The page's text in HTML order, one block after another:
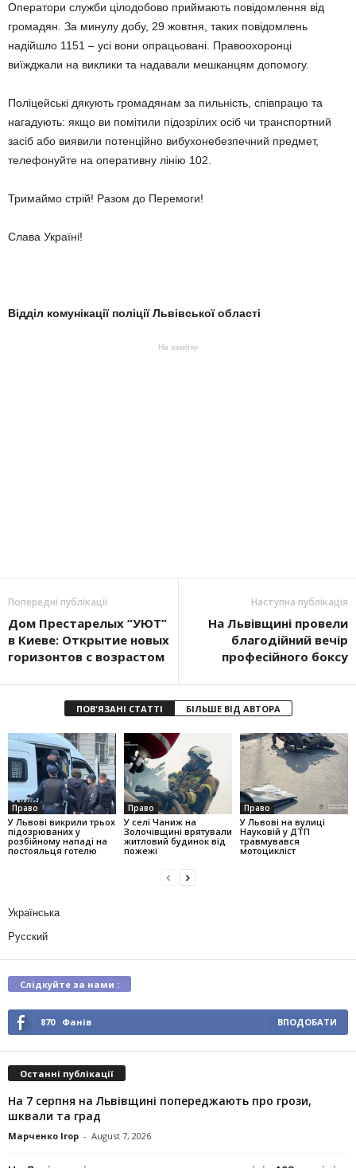
Оператори служби цілодобово приймають повідомлення від
громадян. За минулу добу, 29 жовтня, таких повідомлень
надійшло 1151 – усі вони опрацьовані. Правоохоронці
виїжджали на виклики та надавали мешканцям допомогу.
Поліцейські дякують громадянам за пильність, співпрацю та
нагадують: якщо ви помітили підозрілих осіб чи транспортний
засіб або виявили потенційно вибухонебезпечний предмет,
телефонуйте на оперативну лінію 102.
Тримаймо стрій! Разом до Перемоги!
Слава Україні!
Відділ комунікації поліції Львівської області
На замітку
Попередні публікації
Дом Престарелых “УЮТ”
в Киеве: Открытие новых
горизонтов с возрастом
Наступна публікація
На Львівщині провели
благодійний вечір
професійного боксу
ПОВ'ЯЗАНІ СТАТТІ БІЛЬШЕ ВІД АВТОРА
Право
У Львові викрили трьох
підозрюваних у
розбійному нападі на
постояльця готелю
Право
У селі Чаниж на
Золочівщині врятували
житловий будинок від
пожежі
Право
У Львові на вулиці
Науковій у ДТП
травмувався
мотоцикліст
Українська
Русский
Слідкуйте за нами :
870 Фанів ВПОДОБАТИ
Останні публікації
На 7 серпня на Львівщині попереджають про грози,
шквали та град
Марченко Ігор - August 7, 2026